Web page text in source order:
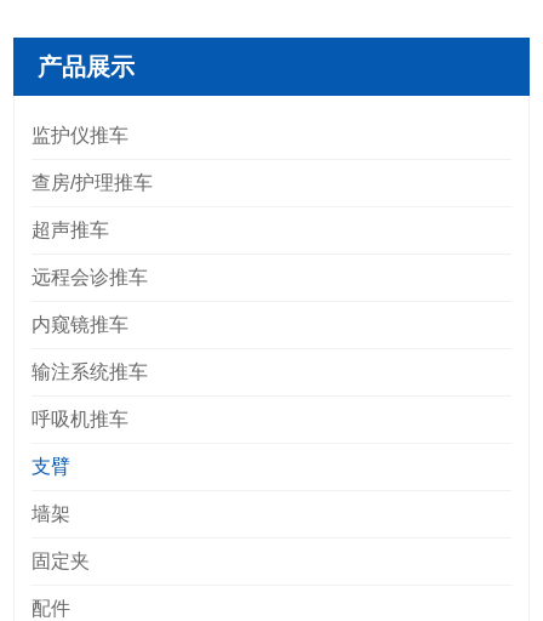
产品展示
监护仪推车
查房/护理推车
超声推车
远程会诊推车
内窥镜推车
输注系统推车
呼吸机推车
支臂
墙架
固定夹
配件